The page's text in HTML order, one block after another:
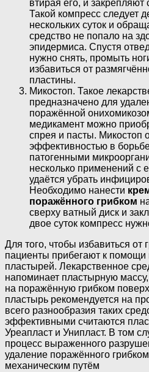
втирая его, и
Такой компресс следует
нескольких суток и
средство не попало на
эпидермиса. Спустя
нужно снять, промыть
избавиться от
пластины.
Микостоп. Такое
предназначено для
поражённой
медикамент можно
спрея и пасты. Микостоп
эффективностью в
патогенными
несколько применений с
удаётся убрать
Необходимо нанести
поражённого грибком
сверху ватный диск и
двое суток компресс
Для того, чтобы избавиться от
пациенты прибегают к помощи
пластырей. Лекарственное
напоминает пластырную
на поражённую грибком
пластырь рекомендуется на
всего разнообразия таких
эффективными считаются
Уреапласт и Унипласт. В том
процесс выраженного
удаление поражённого
механическим путём